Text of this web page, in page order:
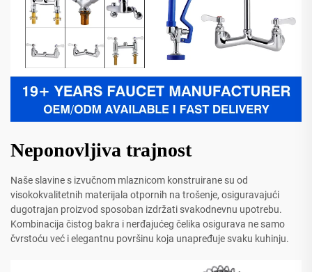
Neponovljiva trajnost
Naše slavine s izvučnom mlaznicom konstruirane su od
visokokvalitetnih materijala otpornih na trošenje, osiguravajući
dugotrajan proizvod sposoban izdržati svakodnevnu upotrebu.
Kombinacija čistog bakra i nerđajućeg čelika osigurava ne samo
čvrstoću već i elegantnu površinu koja unapređuje svaku kuhinju.